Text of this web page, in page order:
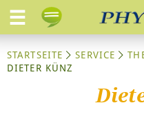
STARTSEITE SERVICE
DIETER KÜNZ